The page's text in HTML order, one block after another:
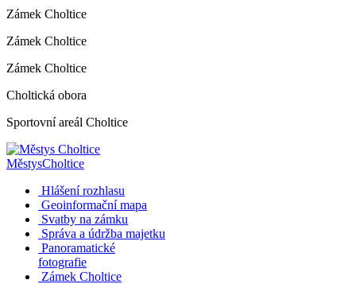
Zámek Choltice
Zámek Choltice
Zámek Choltice
Choltická obora
Sportovní areál Choltice
MěstysCholtice
Hlášení rozhlasu
Geoinformační mapa
Svatby na zámku
Správa a údržba majetku
Panoramatické
fotografie
Zámek Choltice